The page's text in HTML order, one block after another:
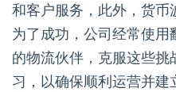
和客户服务，此外，货币
为了成功，公司经常使
的物流伙伴，克服这些
习，以确保顺利运营并建